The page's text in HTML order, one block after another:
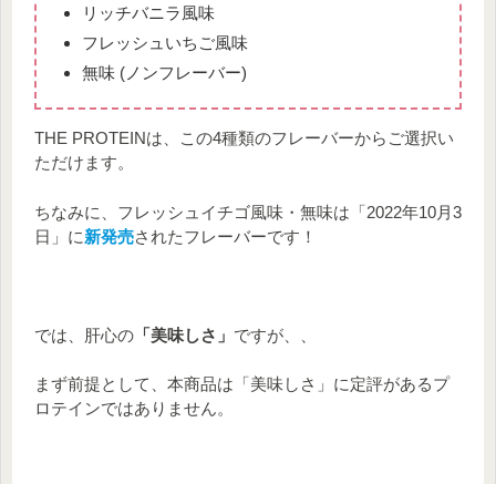
リッチバニラ風味
フレッシュいちご風味
無味 (ノンフレーバー)
THE PROTEINは、この4種類のフレーバーからご選択い
ただけます。
ちなみに、フレッシュイチゴ風味・無味は「2022年10月3
日」に新発売されたフレーバーです！
では、肝心の 「美味しさ」 ですが、、
まず前提として、本商品は「美味しさ」に定評があるプ
ロテインではありません。